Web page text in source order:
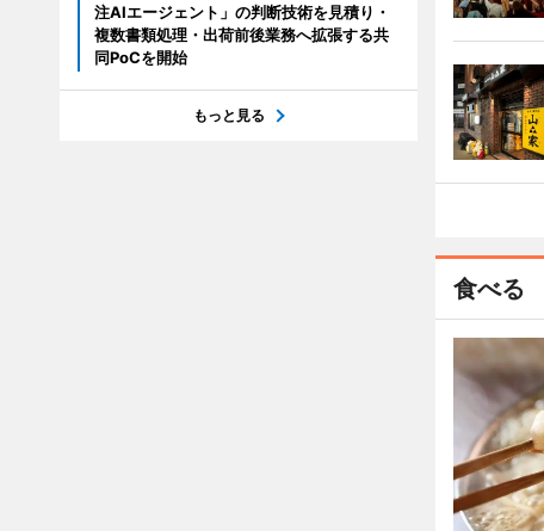
食べる
注AIエージェント」の判断技術を見積り・
複数書類処理・出荷前後業務へ拡張する共
同PoCを開始
もっと見る